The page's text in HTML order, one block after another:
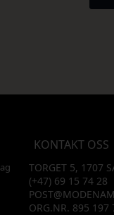
KONTAKT OSS
TORGET 5, 1707
(+47) 69 15 74 28
ORG.NR. 895 197